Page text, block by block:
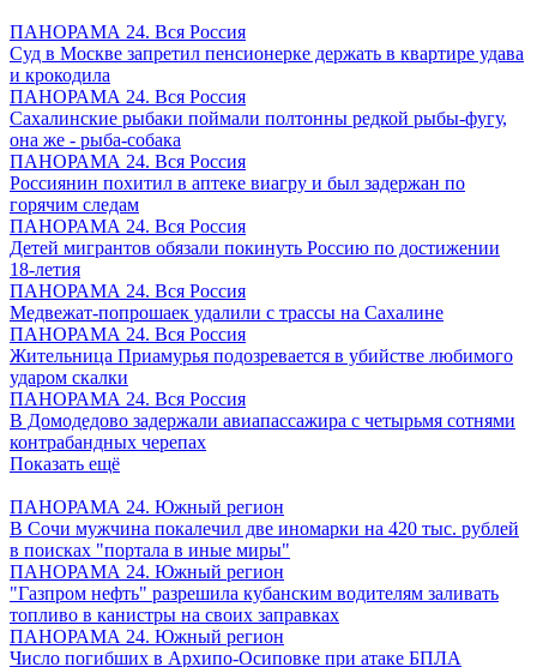
ПАНОРАМА 24. Вся Россия
Суд в Москве запретил пенсионерке держать в квартире удава
и крокодила
ПАНОРАМА 24. Вся Россия
Сахалинские рыбаки поймали полтонны редкой рыбы-фугу,
она же - рыба-собака
ПАНОРАМА 24. Вся Россия
Россиянин похитил в аптеке виагру и был задержан по
горячим следам
ПАНОРАМА 24. Вся Россия
Детей мигрантов обязали покинуть Россию по достижении
18-летия
ПАНОРАМА 24. Вся Россия
Медвежат-попрошаек удалили с трассы на Сахалине
ПАНОРАМА 24. Вся Россия
Жительница Приамурья подозревается в убийстве любимого
ударом скалки
ПАНОРАМА 24. Вся Россия
В Домодедово задержали авиапассажира с четырьмя сотнями
контрабандных черепах
Показать ещё
ПАНОРАМА 24. Южный регион
В Сочи мужчина покалечил две иномарки на 420 тыс. рублей
в поисках "портала в иные миры"
ПАНОРАМА 24. Южный регион
"Газпром нефть" разрешила кубанским водителям заливать
топливо в канистры на своих заправках
ПАНОРАМА 24. Южный регион
Число погибших в Архипо-Осиповке при атаке БПЛА